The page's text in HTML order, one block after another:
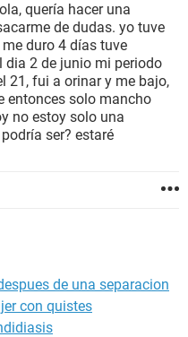
quería hacer una
de dudas. yo tuve
duro 4 días tuve
dia 2 de junio mi periodo
21, fui a orinar y me bajo,
entonces solo mancho
no estoy solo una
ser? estaré
de una separacion
con quistes